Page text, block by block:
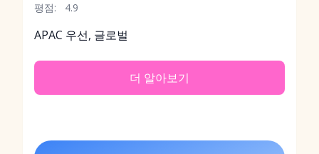
평점:
4.9
APAC 우선, 글로벌
더 알아보기